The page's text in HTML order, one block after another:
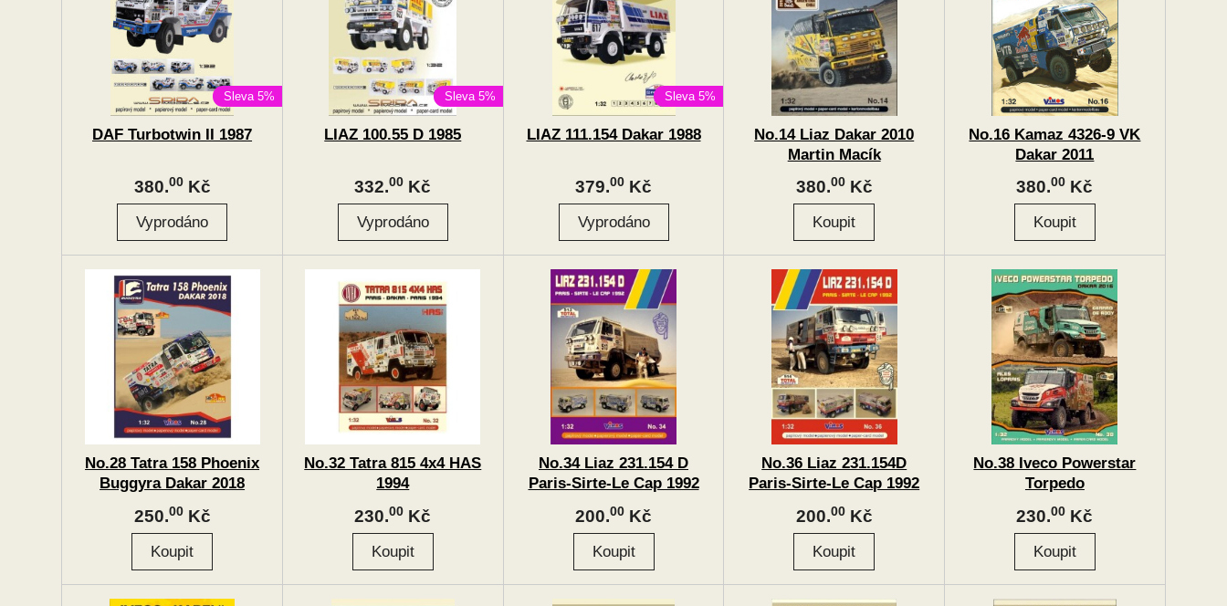
Sleva 5%
DAF Turbotwin II 1987
380.00Kč
Sleva 5%
LIAZ 100.55 D 1985
332.00 Kč
Sleva 5%
LIAZ 111.154 Dakar 1988
379.00 Kč
No.14 Liaz Dakar 2010
Martin Macík
380.00Kč
No.16 Kamaz 4326-9 VK
Dakar 2011
380.00 Kč
No.28 Tatra 158 Phoenix
Buggyra Dakar 2018
250.00Kč
No.32 Tatra 815 4x4 HAS
1994
230.00 Kč
No.34 Liaz 231.154 D
Paris-Sirte-Le Cap 1992
200.00 Kč
No.36 Liaz 231.154D
Paris-Sirte-Le Cap 1992
200.00Kč
No.38 Iveco Powerstar
Torpedo
230.00 Kč